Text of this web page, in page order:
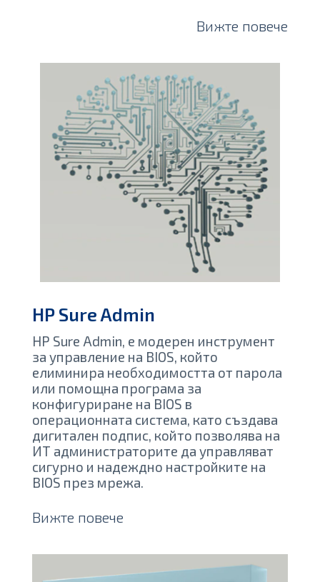
Вижте повече
HP Sure Admin
HP Sure Admin, е модерен инструмент
за управление на BIOS, който
елиминира необходимостта от парола
или помощна програма за
конфигуриране на BIOS в
операционната система, като създава
дигитален подпис, който позволява на
ИТ администраторите да управляват
сигурно и надеждно настройките на
BIOS през мрежа.
Вижте повече